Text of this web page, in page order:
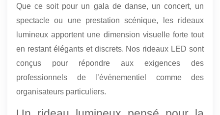
Que ce soit pour un gala de danse, un concert, un
spectacle ou une prestation scénique, les rideaux
lumineux apportent une dimension visuelle forte tout
en restant élégants et discrets. Nos rideaux LED sont
conçus pour répondre aux exigences des
professionnels de l’événementiel comme des
organisateurs particuliers.